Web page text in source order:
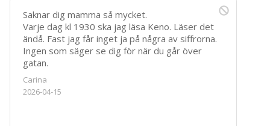
Saknar dig mamma så mycket.
Varje dag kl 1930 ska jag läsa Keno. Läser det
ändå. Fast jag får inget ja på några av siffrorna.
Ingen som säger se dig för när du går över
gatan.
Carina
2026-04-15